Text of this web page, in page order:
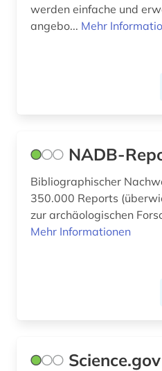
cell biology (1)
comic (1)
common law (1)
commonwealth (6)
datenbank (1)
werden einfache und
angebo... Mehr
NADB-
Bibliographischer
350.000 Reports
zur archäologischen
Mehr Informationen
Science.gov